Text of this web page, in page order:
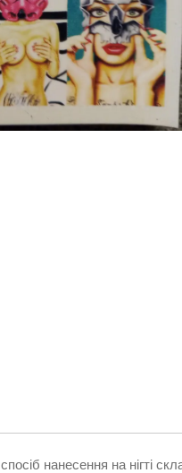
нанесення на нігті